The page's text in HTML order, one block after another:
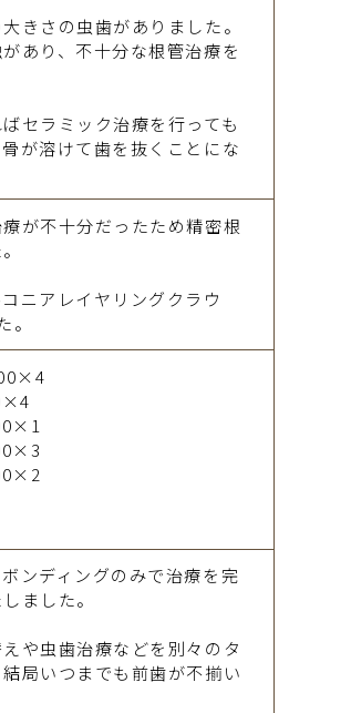
きさの虫歯がありました。
あり、不十分な根管治療を
セラミック治療を行っても
が溶けて歯を抜くことにな
が不十分だったため精密根
ニアレイヤリングクラウ
ンディングのみで治療を完
ました。
や虫歯治療などを別々のタ
局いつまでも前歯が不揃い